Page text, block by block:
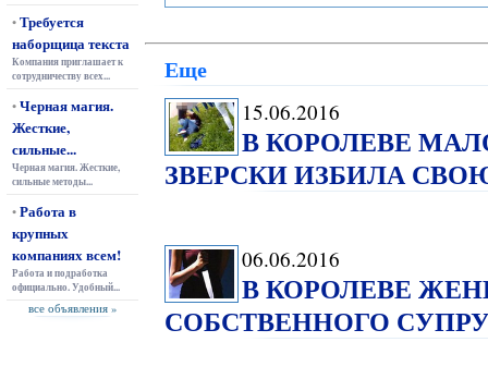
•Требуется
наборщица текста
Компания приглашает к
сотрудничеству всех...
•Черная магия.
Жесткие,
сильные...
Черная магия. Жесткие,
сильные методы...
•Работа в
крупных
компаниях всем!
Работа и подработка
официально. Удобный...
все объявления »
Еще
15.06.2016
В КОРОЛЕВЕ
ЗВЕРСКИ ИЗБИЛА
06.06.2016
В КОРОЛЕВЕ
СОБСТВЕННОГО